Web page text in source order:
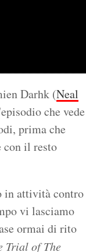
Darhk (Neal
che vede
prima che
con il resto
in attività contro
vi lasciamo
ormai di rito
Trial of The